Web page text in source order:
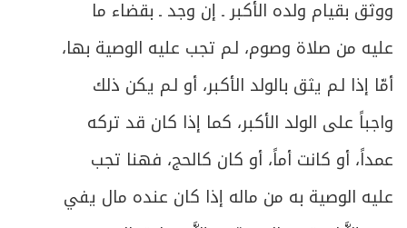
ووثق بقيام ولده الأكبر ـ إن وجد ـ بقضاء ما
عليه من صلاة وصوم، لـم تجب عليه الوصية بها،
أمّا إذا لـم يثق بالولد الأكبر، أو لـم يكن ذلك
واجباً على الولد الأكبر، كما إذا كان قد تركه
عمداً، أو كانت أماً، أو كان كالحج، فهنا تجب
عليه الوصية به من ماله إذا كان عنده مال يفي
299 المبحث الخامس ـ السجود
ص
311 المبحث السادس ـ التشهد والتسليم
ص 317 الفصل الثالث: الخلل الواقع في الصلاة
320 المبحث الأول : منافيات الصلاة